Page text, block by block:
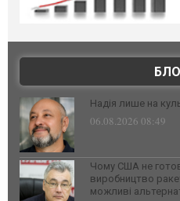
Надія лише на
06.08.2026 08:49
Чому США не
виробництво
можливі